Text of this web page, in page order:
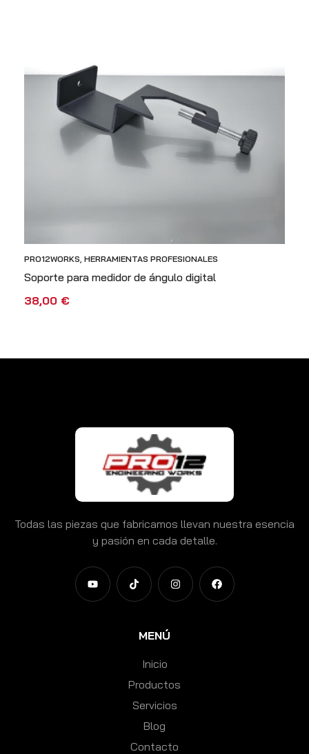
PRO12WORKS HERRAMIENTAS PROFESIONALES
Soporte para medidor de ángulo digital
38,00 €
Todas las piezas que fabricamos llevan nuestra esencia
y pasión en cada detalle.
MENÚ
Inicio
Productos
Servicios
Blog
Contacto